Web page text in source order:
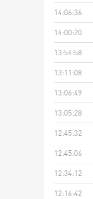
14:06:36
14:00:20
13:54:58
13:11:08
13:06:49
13:05:28
12:45:32
12:45:06
12:34:12
12:16:42